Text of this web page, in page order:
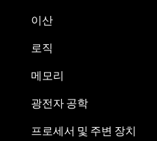
이산
로직
메모리
광전자 공학
프로세서 및 주변 장치